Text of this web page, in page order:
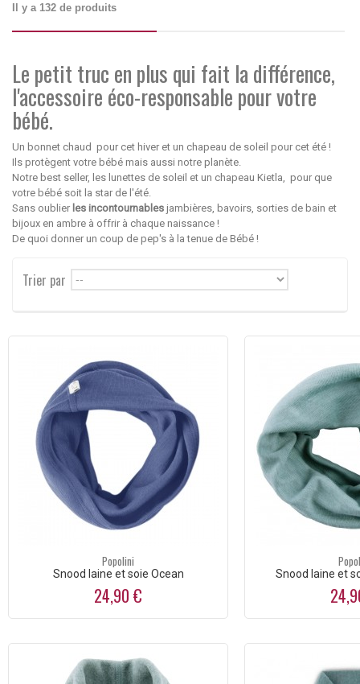
Il y a 132 de produits
Le petit truc en plus qui fait la différence,
l'accessoire éco-responsable pour votre
bébé.
Un bonnet chaud pour cet hiver et un chapeau de soleil pour cet été !
Ils protègent votre bébé mais aussi notre planète.
Notre best seller, les lunettes de soleil et un chapeau Kietla, pour que
votre bébé soit la star de l'été.
Sans oublier les incontournables jambières, bavoirs, sorties de bain et
bijoux en ambre à offrir à chaque naissance !
De quoi donner un coup de pep's à la tenue de Bébé !
Trier par --
Popolini
Snood laine et soie Ocean
24,90 €
Snood laine et